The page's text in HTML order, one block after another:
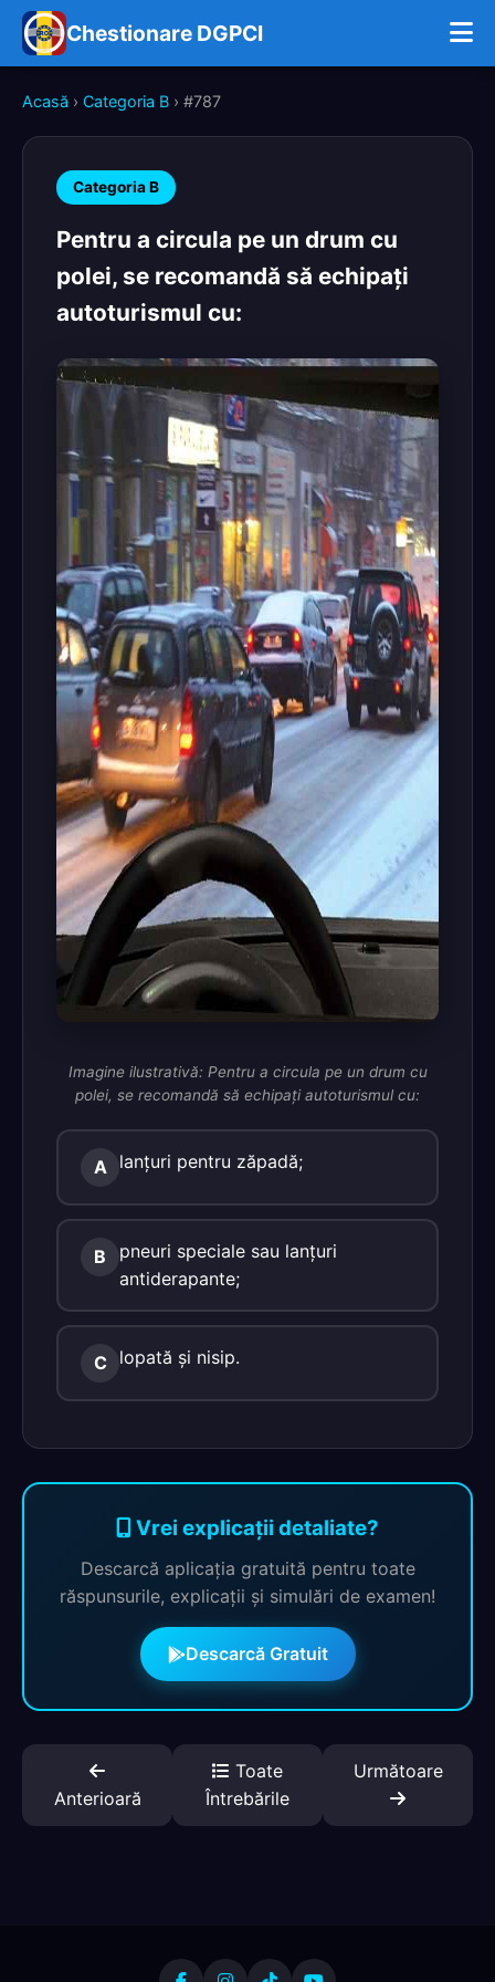
Chestionare DGPCI
Acasă › Categoria B › #787
Categoria B
Pentru a circula pe un drum cu
polei, se recomandă să echipaţi
autoturismul cu:
Imagine ilustrativă: Pentru a circula pe un drum cu
polei, se recomandă să echipaţi autoturismul cu:
A lanţuri pentru zăpadă;
B
pneuri speciale sau lanţuri
antiderapante;
C lopată şi nisip.
Vrei explicații detaliate?
Descarcă aplicația gratuită pentru toate
răspunsurile, explicații și simulări de examen!
Descarcă Gratuit
Anterioară
Toate
Întrebările
Următoare